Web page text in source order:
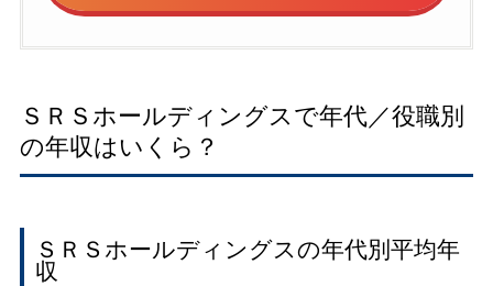
ＳＲＳホールディングスで年代／役職別
の年収はいくら？
ＳＲＳホールディングスの年代別平均年
収